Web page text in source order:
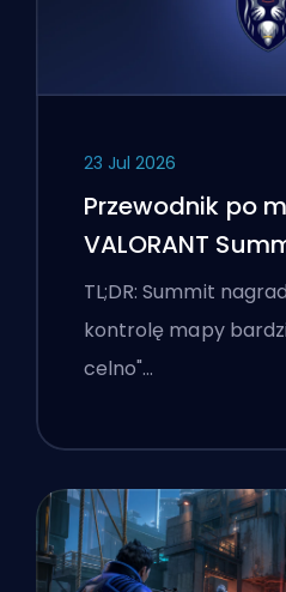
23 Jul 2026
Przewodnik po
VALORANT
agenci,
TL;DR: Summit
kontrolę mapy
celno"…